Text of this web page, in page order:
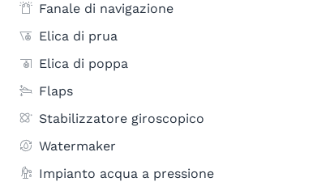
Fanale di navigazione
Elica di prua
Elica di poppa
Flaps
Stabilizzatore giroscopico
Watermaker
Impianto acqua a pressione